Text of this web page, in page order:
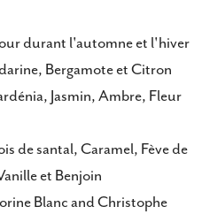
durant l'automne et l'hiver
Bergamote et Citron
Jasmin, Ambre, Fleur
de santal, Caramel, Fève de
et Benjoin
Blanc and Christophe